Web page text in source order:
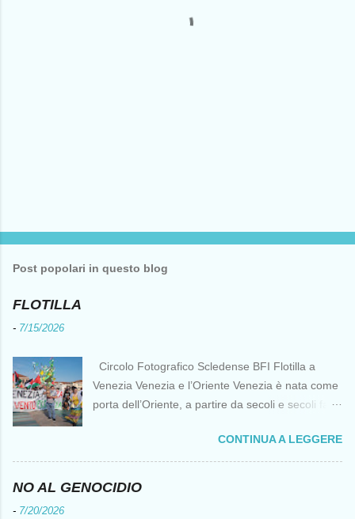
Post popolari in questo blog
FLOTILLA
- 7/15/2026
Circolo Fotografico Scledense BFI Flotilla a
Venezia Venezia e l’Oriente Venezia è nata come
porta dell’Oriente, a partire da secoli e secoli fa ai
di cantierizzazione veneziane divennero preziose
per tutti i crociati diretti a Gerusalemme. Proprio
le crociate fornirono ai veneziani l’occasione per
CONTINUA A LEGGERE
NO AL GENOCIDIO
- 7/20/2026